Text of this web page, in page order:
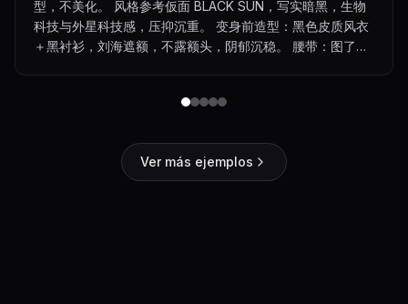
型，不美化。 风格参考仮面 BLACK SUN，写实暗黑，生物
科技与外星科技感，压抑沉重。 变身前造型：黑色皮质风衣
＋黑衬衫，刘海遮额，不露额头，阴郁沉稳。 腰带：图了，
Ver más ejemplos